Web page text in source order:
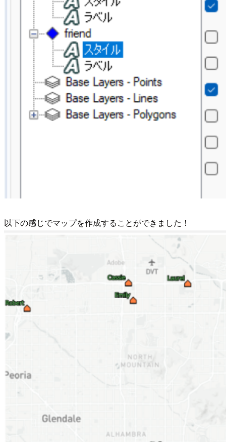
以下の感じでマップを作成することができました！